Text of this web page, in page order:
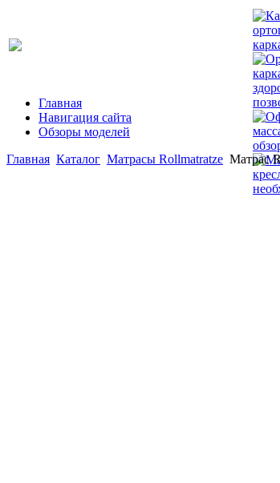
Главная
Навигация сайта
Обзоры моделей
Главная Каталог Матрасы Rollmatratze Матрас